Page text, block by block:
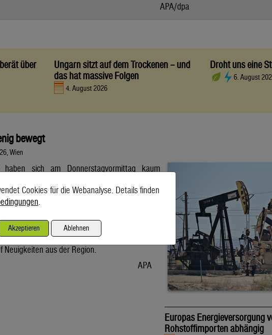
APA/dpa
über
Ungarn sitzt auf dem Trockenen – und
das hat massive Folgen
4. August 2026
Droht uns eine
6. August
bewegt
Wien
haben sich am Donnerstagvormittag kaum
Nordsee mit Lieferung Oktober kostete am
US-Dollar und damit 0,4 Prozent mehr als am
diese ist er am Dienstag wegen der Hoffnung
im Iran-Krieg gesunken. Seitdem warten
Neuigkeiten aus der Region.
APA
Europas Energieversorgung
Rohstoffimporten abhängig
Cookies für die Webanalyse. Details finden
.
Akzeptieren Ablehnen